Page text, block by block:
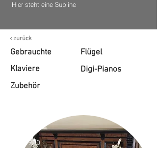
Hier steht eine Subline
Gebrauchte
Flügel
Klaviere
Digi-Pianos
Zubehör
‹ zurück
€ 6.900